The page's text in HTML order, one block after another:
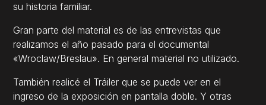
su historia familiar.
Gran parte del material es de las entrevistas que
realizamos el año pasado para el documental
«Wroclaw/Breslau». En general material no utilizado.
También realicé el Tráiler que se puede ver en el
ingreso de la exposición en pantalla doble. Y otras